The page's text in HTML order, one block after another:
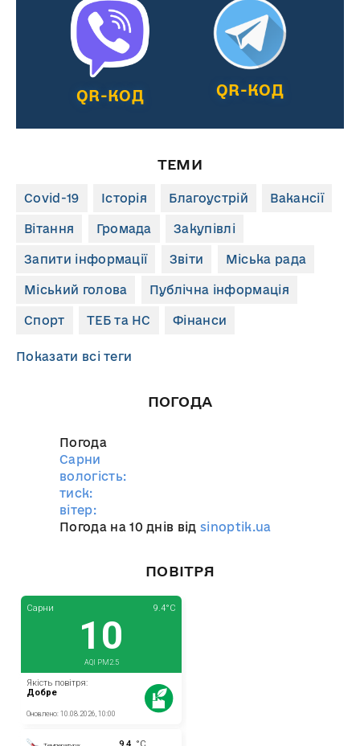
QR-КОД QR-КОД
ТЕМИ
Covid-19 Історія Благоустрій Вакансії
Вітання Громада Закупівлі
Запити інформації Звіти Міська рада
Міський голова Публічна інформація
Спорт ТЕБ та НС Фінанси
Показати всі теги
ПОГОДА
Погода
Сарни
вологість:
тиск:
вітер:
Погода на 10 днів відsinoptik.ua
ПОВІТРЯ